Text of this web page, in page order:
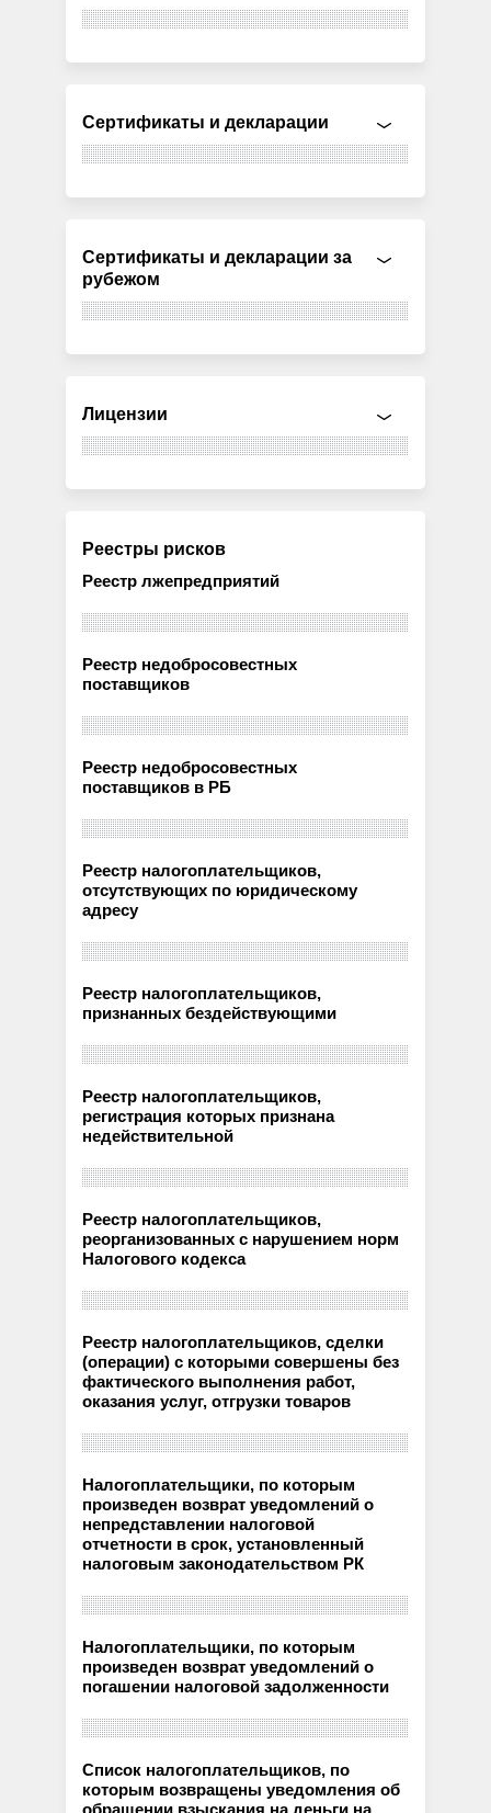
Сертификаты и декларации
Сертификаты и декларации за
рубежом
Лицензии
Реестры рисков
Реестр лжепредприятий
Реестр недобросовестных
поставщиков
Реестр недобросовестных
поставщиков в РБ
Реестр налогоплательщиков,
отсутствующих по юридическому
адресу
Реестр налогоплательщиков,
признанных бездействующими
Реестр налогоплательщиков,
регистрация которых признана
недействительной
Реестр налогоплательщиков,
реорганизованных с нарушением норм
Налогового кодекса
Реестр налогоплательщиков, сделки
(операции) с которыми совершены без
фактического выполнения работ,
оказания услуг, отгрузки товаров
Налогоплательщики, по которым
произведен возврат уведомлений о
непредставлении налоговой
отчетности в срок, установленный
налоговым законодательством РК
Налогоплательщики, по которым
произведен возврат уведомлений о
погашении налоговой задолженности
Список налогоплательщиков, по
которым возвращены уведомления об
обращении взыскания на деньги на